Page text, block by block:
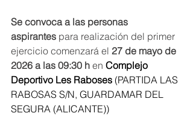
Se convoca a las personas
aspirantes para realización del primer
ejercicio comenzará el 27 de mayo de
2026 a las 09:30 h en Complejo
Deportivo Les Raboses (PARTIDA LAS
RABOSAS S/N, GUARDAMAR DEL
SEGURA (ALICANTE))